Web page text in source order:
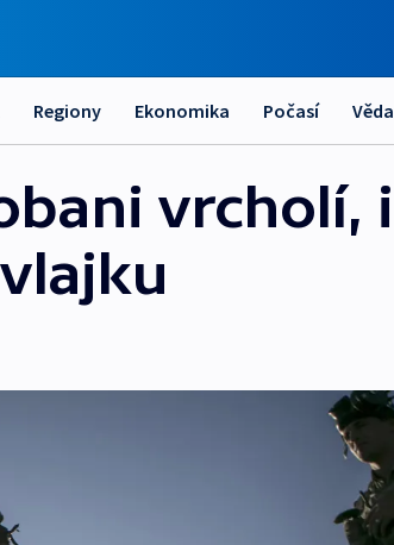
Regiony Ekonomika Počasí Věda
vrcholí,